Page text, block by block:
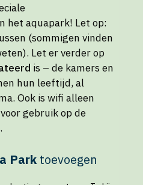
het aquapark! Let op:
(sommigen vinden
Let er verder op
is – de kamers en
hun leeftijd, al
Ook is wifi alleen
gebruik op de
Park toevoegen